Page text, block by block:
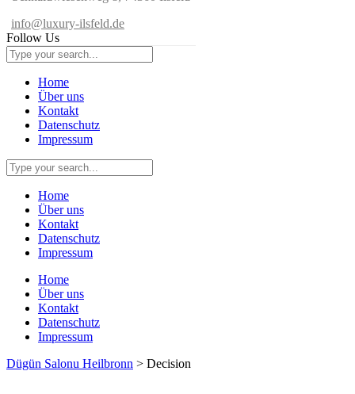
info@luxury-ilsfeld.de
Follow Us
Home
Über uns
Kontakt
Datenschutz
Impressum
Home
Über uns
Kontakt
Datenschutz
Impressum
Home
Über uns
Kontakt
Datenschutz
Impressum
Dügün Salonu Heilbronn > Decision